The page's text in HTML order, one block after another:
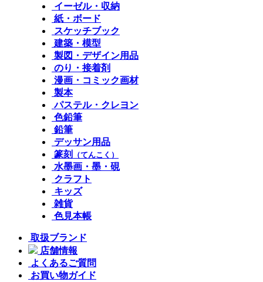
イーゼル・収納
紙・ボード
スケッチブック
建築・模型
製図・デザイン用品
のり・接着剤
漫画・コミック画材
製本
パステル・クレヨン
色鉛筆
鉛筆
デッサン用品
篆刻
（てんこく）
水墨画・墨・硯
クラフト
キッズ
雑貨
色見本帳
取扱ブランド
店舗情報
よくあるご質問
お買い物ガイド